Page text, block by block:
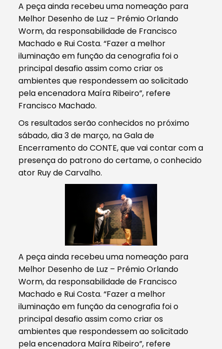
A peça ainda recebeu uma nomeação para
Melhor Desenho de Luz – Prémio Orlando
Worm, da responsabilidade de Francisco
Machado e Rui Costa. “Fazer a melhor
iluminação em função da cenografia foi o
principal desafio assim como criar os
ambientes que respondessem ao solicitado
pela encenadora Maíra Ribeiro”, refere
Francisco Machado.
Os resultados serão conhecidos no próximo
sábado, dia 3 de março, na Gala de
Encerramento do CONTE, que vai contar com a
presença do patrono do certame, o conhecido
ator Ruy de Carvalho.
A peça ainda recebeu uma nomeação para
Melhor Desenho de Luz – Prémio Orlando
Worm, da responsabilidade de Francisco
Machado e Rui Costa. “Fazer a melhor
iluminação em função da cenografia foi o
principal desafio assim como criar os
ambientes que respondessem ao solicitado
pela encenadora Maíra Ribeiro”, refere